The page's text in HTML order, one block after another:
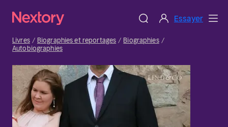
Essayer
Livres Biographies et reportages
Biographies
Autobiographies